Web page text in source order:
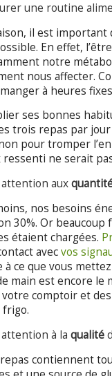
une routine
il est
En effet,
notre
nous affecter.
à heures
ses bonnes
trois repas par
pour tromper
ne serait
attention aux
nos besoins
30%. Or
étaient chargées.
avecvos
ce que vous
main est encore le
comptoir et des
attention à laqualité
repas contiennent